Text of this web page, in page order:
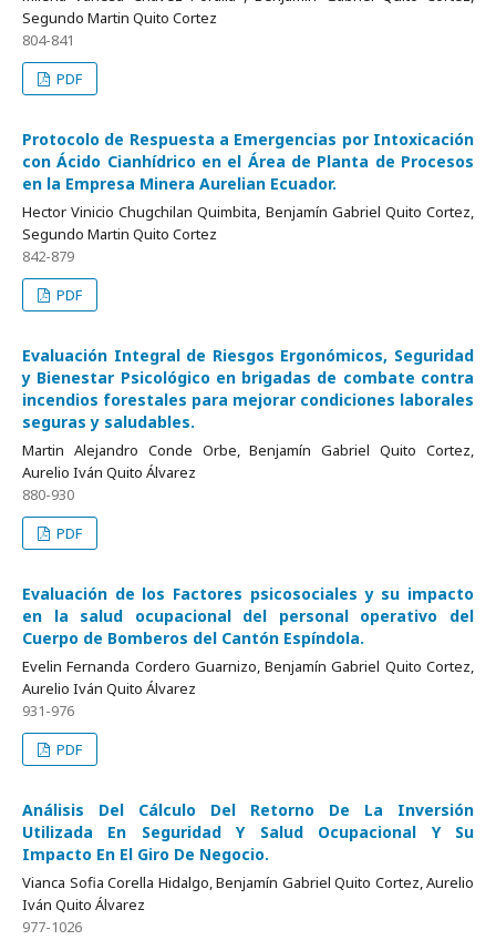
Segundo Martin Quito Cortez
804-841
PDF
Protocolo de Respuesta a Emergencias por Intoxicación
con Ácido Cianhídrico en el Área de Planta de Procesos
en la Empresa Minera Aurelian Ecuador.
Hector Vinicio Chugchilan Quimbita, Benjamín Gabriel Quito Cortez,
Segundo Martin Quito Cortez
842-879
PDF
Evaluación Integral de Riesgos Ergonómicos, Seguridad
y Bienestar Psicológico en brigadas de combate contra
incendios forestales para mejorar condiciones laborales
seguras y saludables.
Martin Alejandro Conde Orbe, Benjamín Gabriel Quito Cortez,
Aurelio Iván Quito Álvarez
880-930
PDF
Evaluación de los Factores psicosociales y su impacto
en la salud ocupacional del personal operativo del
Cuerpo de Bomberos del Cantón Espíndola.
Evelin Fernanda Cordero Guarnizo, Benjamín Gabriel Quito Cortez,
Aurelio Iván Quito Álvarez
931-976
PDF
Análisis Del Cálculo Del Retorno De La Inversión
Utilizada En Seguridad Y Salud Ocupacional Y Su
Impacto En El Giro De Negocio.
Vianca Sofia Corella Hidalgo, Benjamín Gabriel Quito Cortez, Aurelio
Iván Quito Álvarez
977-1026